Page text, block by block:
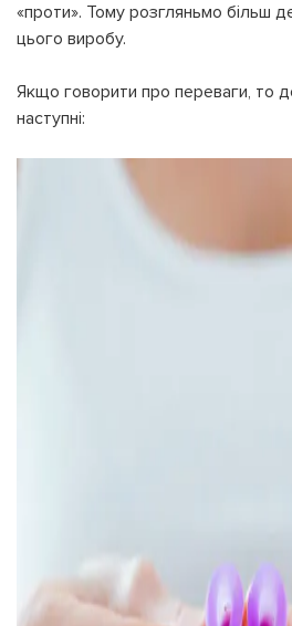
«проти». Тому розгляньмо більш
цього виробу.
Якщо говорити про переваги, то
наступні: